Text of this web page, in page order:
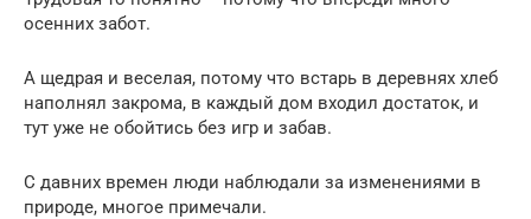
осенних забот.
А щедрая и веселая, потому что встарь в деревнях хлеб
наполнял закрома, в каждый дом входил достаток, и
тут уже не обойтись без игр и забав.
С давних времен люди наблюдали за изменениями в
природе, многое примечали.